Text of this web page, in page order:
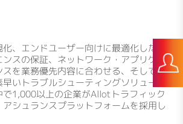
、エンドユーザー向けに最適化したデ
スの保証、ネットワーク・アプリケー
を業務優先内容に合わせる、そしてネ
いトラブルシューティングソリューシ
で1,000以上の企業がAllotトラフィック
シュランスプラットフォームを採用し